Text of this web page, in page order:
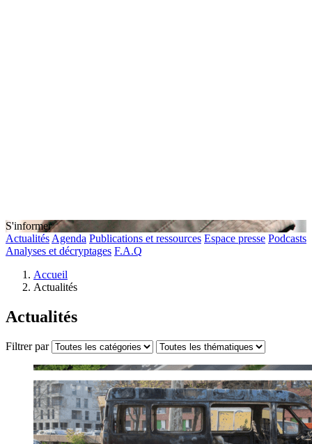
S'informer
Actualités Agenda Publications et ressources Espace presse Podcasts
Analyses et décryptages F.A.Q
Accueil
Actualités
Actualités
Filtrer par